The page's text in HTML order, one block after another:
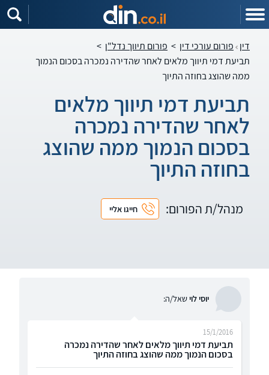
דין פורום עורכי דין > פורום תיווך נדל"ן >
תביעת דמי תיווך מלאים לאחר שהדירה נמכרה בסכום הנמוך
ממה שהוצג בחוזה התיוך
תביעת דמי תיווך מלאים
לאחר שהדירה נמכרה
בסכום הנמוך ממה שהוצג
בחוזה התיוך
מנהל/ת הפורום: חייגו אליי
יוסי לוישאל/ה:
תביעת דמי תיווך מלאים לאחר שהדירה נמכרה
בסכום הנמוך ממה שהוצג בחוזה התיוך
15/1/2016